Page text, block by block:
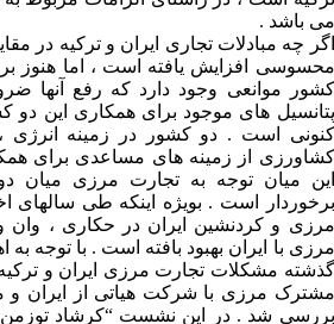
می باشد .
اگر چه مبادلات تجاری ایران و ترکیه در
محسوسی افزایش یافته است ، اما هنوز
کشور موانعی وجود دارد که رفع آنها
پتانسیل های موجود برای همکاری این دو
کنونی است . دو کشور در زمینه
کشاورزی از زمینه های مساعدی برای
این میان توجه به تجارت مرزی میان
برخوردار است . بویژه اینکه طی سالهای
مرزی و کردنشین ایران در حکاری ، وان
مرزی با ایران بهبود بافته است . با توجه
گذشته مشکلات تجارت مرزی ایران و
مشترک مرزی با شرکت هیاتی از ایران و
بررسی شد . در این نشست “کرشاد توزمن”